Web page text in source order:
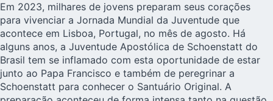
Em 2023, milhares de jovens preparam seus corações
para vivenciar a Jornada Mundial da Juventude que
acontece em Lisboa, Portugal, no mês de agosto. Há
alguns anos, a Juventude Apostólica de Schoenstatt do
Brasil tem se inflamado com esta oportunidade de estar
junto ao Papa Francisco e também de peregrinar a
Schoenstatt para conhecer o Santuário Original. A